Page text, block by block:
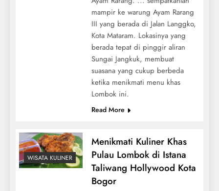
mampir ke warung Ayam Rarang
III yang berada di Jalan Langgko,
Kota Mataram. Lokasinya yang
berada tepat di pinggir aliran
Sungai Jangkuk, membuat
suasana yang cukup berbeda
ketika menikmati menu khas
Lombok ini.
Read More
WISATA KULINER
Menikmati Kuliner Khas
Pulau Lombok di Istana
Taliwang Hollywood Kota
Bogor